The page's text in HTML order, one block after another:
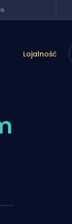
Lojalność